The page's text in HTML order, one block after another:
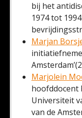
bij het
1974 tot
Marjan
Marjolein
hoofddocent
Universiteit
van de